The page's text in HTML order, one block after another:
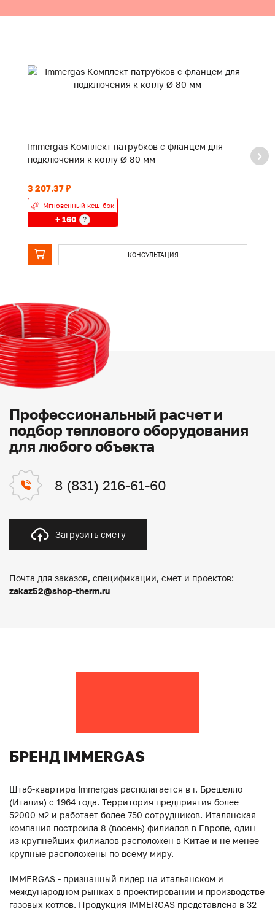
Immergas Комплект патрубков с фланцем для
подключения к котлу Ø 80 мм
3 207.37 ₽
Мгновенный кеш-бэк
+ 160 ?
КОНСУЛЬТАЦИЯ
Профессиональный расчет и
подбор теплового оборудования
для любого объекта
8 (831) 216-61-60
Загрузить смету
Почта для заказов, спецификации, смет и проектов:
zakaz52@shop-therm.ru
БРЕНД IMMERGAS
Штаб-квартира Immergas располагается в г. Брешелло
(Италия) с 1964 года. Территория предприятия более
52000 м2 и работает более 750 сотрудников. Италянская
компания построила 8 (восемь) филиалов в Европе, один
из крупнейших филиалов расположен в Китае и не менее
крупные расположены по всему миру.
IMMERGAS - признанный лидер на итальянском и
международном рынках в проектировании и производстве
газовых котлов. Продукция IMMERGAS представлена в 32